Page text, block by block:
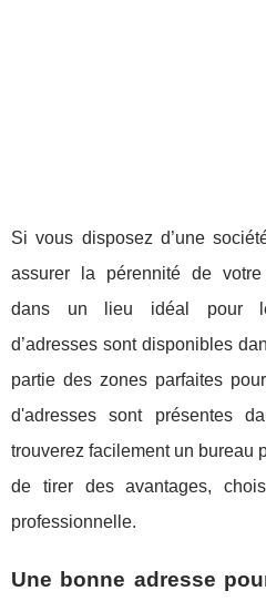
Si vous disposez d’une
assurer la pérennité de votre
dans un lieu idéal pour
d’adresses sont disponibles
partie des zones parfaites
d'adresses sont présentes
trouverez facilement un bureau
de tirer des avantages,
professionnelle.
Une bonne adresse